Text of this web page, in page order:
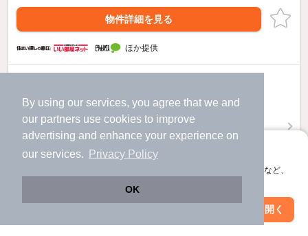
By using our services, you agree that we and
our partners use cookies to improve
advertising and enhance your experience on
our services.
Privacy Policy
OK
アプリに切り替えて、サクサクお部屋探し
会員登録なしですぐ使える。マップ検索やお気に入り保存など、
アプリを開く
物件詳細を見る
ほか提供
（管理費15,000円）
敷 不要 礼 不要
4階 / 1LDK / 41.13㎡
（無料）
絞り込み条件を変更